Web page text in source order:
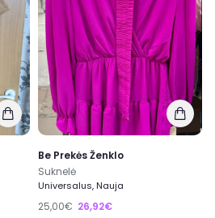
Be Prekės Ženklo
Suknelė
Universalus, Nauja
25,00€ 26,92€